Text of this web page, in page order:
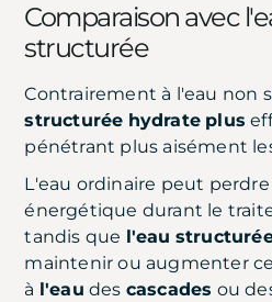
Comparaison avec
structurée
Contrairement à l'eau non
structurée hydrate plus
pénétrant plus aisément
L'eau ordinaire peut
énergétique durant le
tandis que l'eau
maintenir ou augmenter
à l'eau des cascades ou